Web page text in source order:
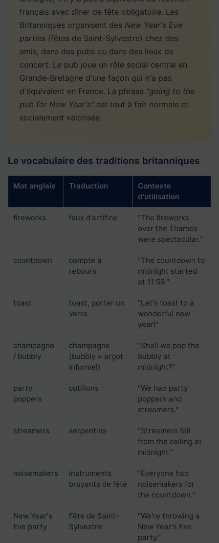
français avec dîner de fête obligatoire. Les
Britanniques organisent des New Year's Eve
parties (fêtes de Saint-Sylvestre) chez des
amis, dans des pubs ou dans des lieux de
concert. Le pub joue un rôle social central en
Grande-Bretagne d'une façon qui n'a pas
d'équivalent en France. La phrase "going to the
pub for New Year's" est tout à fait normale et
socialement valorisée.
Le vocabulaire des traditions britanniques
Mot anglais Traduction
Contexte
d'utilisation
fireworks feux d'artifice
"The fireworks
over the Thames
were spectacular."
countdown
compte à
rebours
"The countdown to
midnight started
at 11:59."
toast
toast, porter un
verre
"Let's toast to a
wonderful new
year!"
champagne
/ bubbly
champagne
(bubbly = argot
informel)
"Shall we pop the
bubbly at
midnight?"
party
poppers
cotillons
"We had party
poppers and
streamers."
streamers serpentins
"Streamers fell
from the ceiling at
midnight."
noisemakers
instruments
bruyants de fête
"Everyone had
noisemakers for
the countdown."
New Year's
Eve party
Fête de Saint-
Sylvestre
"We're throwing a
New Year's Eve
party."